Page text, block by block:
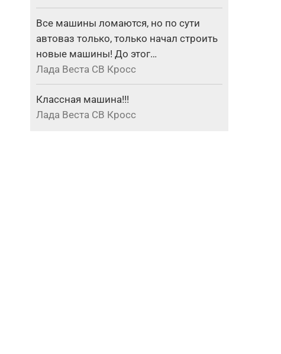
Все машины ломаются, но по сути
автоваз только, только начал строить
новые машины! До этог…
Лада Веста СВ Кросс
Классная машина!!!
Лада Веста СВ Кросс